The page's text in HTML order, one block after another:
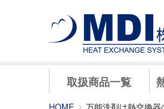
取扱商品一覧
HOME 万能洗剤は熱交換器